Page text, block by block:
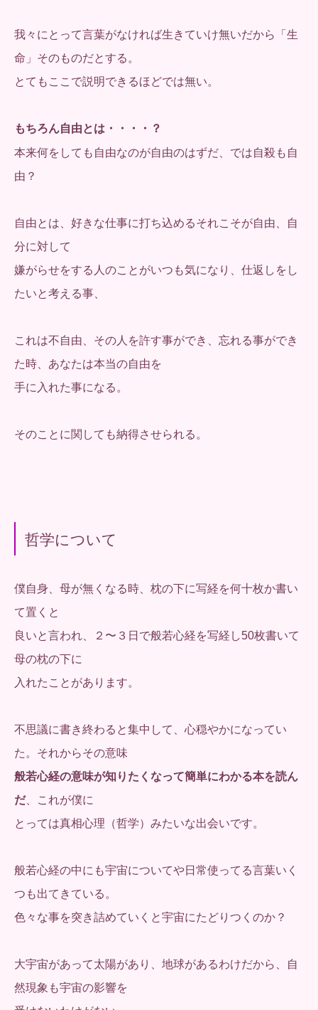
我々にとって言葉がなければ生きていけ無いだから「生
命」そのものだとする。
とてもここで説明できるほどでは無い。
もちろん自由とは・・・・？
本来何をしても自由なのが自由のはずだ、では自殺も自
由？
自由とは、好きな仕事に打ち込めるそれこそが自由、自
分に対して
嫌がらせをする人のことがいつも気になり、仕返しをし
たいと考える事、
これは不自由、その人を許す事ができ、忘れる事ができ
た時、あなたは本当の自由を
手に入れた事になる。
そのことに関しても納得させられる。
哲学について
僕自身、母が無くなる時、枕の下に写経を何十枚か書い
て置くと
良いと言われ、２〜３日で般若心経を写経し50枚書いて
母の枕の下に
入れたことがあります。
不思議に書き終わると集中して、心穏やかになってい
た。それからその意味
般若心経の意味が知りたくなって簡単にわかる本を読ん
だ、これが僕に
とっては真相心理（哲学）みたいな出会いです。
般若心経の中にも宇宙についてや日常使ってる言葉いく
つも出てきている。
色々な事を突き詰めていくと宇宙にたどりつくのか？
大宇宙があって太陽があり、地球があるわけだから、自
然現象も宇宙の影響を